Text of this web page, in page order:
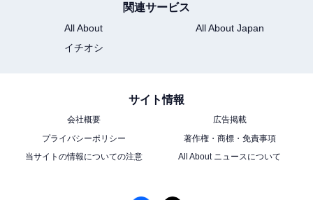
関連サービス
All About
All About Japan
イチオシ
サイト情報
会社概要
広告掲載
プライバシーポリシー
著作権・商標・免責事項
当サイトの情報についての注意
All About ニュースについて